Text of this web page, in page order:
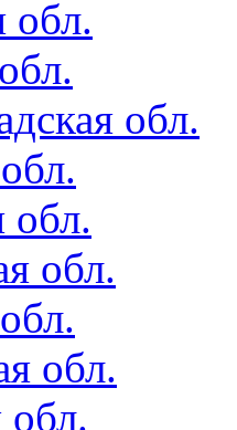
обл.
обл.
обл.
обл.
обл.
обл.